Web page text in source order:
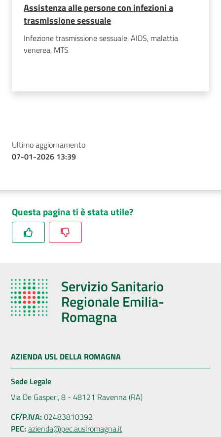
Assistenza alle persone con infezioni a
trasmissione sessuale
Infezione trasmissione sessuale, AIDS, malattia
venerea, MTS
Ultimo aggiornamento
07-01-2026 13:39
Questa pagina ti è stata utile?
Servizio Sanitario
Regionale Emilia-
Romagna
AZIENDA USL DELLA ROMAGNA
Sede Legale
Via De Gasperi, 8 - 48121 Ravenna (RA)
CF/P.IVA: 02483810392
PEC: azienda@pec.auslromagna.it